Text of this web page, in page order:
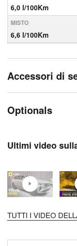
6,0 l/100Km
MISTO
6,6 l/100Km
Accessori di
Optionals
Ultimi video
TUTTI I VIDEO